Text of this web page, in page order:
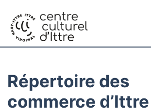
Répertoire des
commerce d’Ittre